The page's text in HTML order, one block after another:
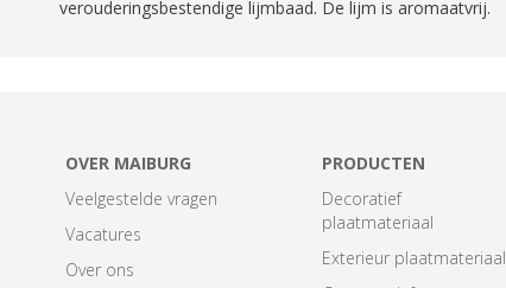
verouderingsbestendige lijmbaad. De lijm is aromaatvrij.
OVER MAIBURG
Veelgestelde vragen
Vacatures
Over ons
PRODUCTEN
Decoratief
plaatmateriaal
Exterieur plaatmateriaal